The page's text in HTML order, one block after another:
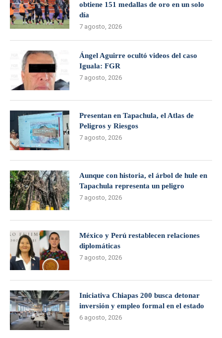
obtiene 151 medallas de oro en un solo
día
7 agosto, 2026
Ángel Aguirre ocultó videos del caso
Iguala: FGR
7 agosto, 2026
Presentan en Tapachula, el Atlas de
Peligros y Riesgos
7 agosto, 2026
Aunque con historia, el árbol de hule en
Tapachula representa un peligro
7 agosto, 2026
México y Perú restablecen relaciones
diplomáticas
7 agosto, 2026
Iniciativa Chiapas 200 busca detonar
inversión y empleo formal en el estado
6 agosto, 2026